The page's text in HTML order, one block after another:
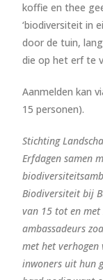
koffie en thee
‘biodiversiteit in
door de tuin,
die op het erf te
Aanmelden kan
15 personen).
Stichting
Erfdagen samen
Biodiversiteit bij
van 15 tot en
ambassadeurs
met het
inwoners uit hun